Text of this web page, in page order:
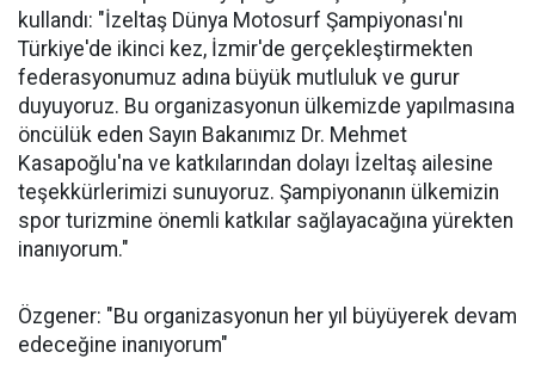
kullandı: "İzeltaş Dünya Motosurf Şampiyonası'nı
Türkiye'de ikinci kez, İzmir'de gerçekleştirmekten
federasyonumuz adına büyük mutluluk ve gurur
duyuyoruz. Bu organizasyonun ülkemizde yapılmasına
öncülük eden Sayın Bakanımız Dr. Mehmet
Kasapoğlu'na ve katkılarından dolayı İzeltaş ailesine
teşekkürlerimizi sunuyoruz. Şampiyonanın ülkemizin
spor turizmine önemli katkılar sağlayacağına yürekten
inanıyorum."
Özgener: "Bu organizasyonun her yıl büyüyerek devam
edeceğine inanıyorum"